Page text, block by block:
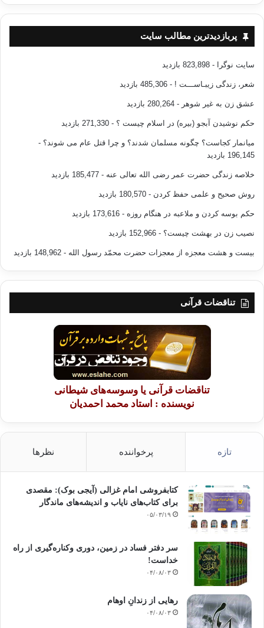
پربازدیدترین مطالب سایت
سایت نوگرا - 823,898 بازدید
شعر، زندگی زیبـاســـت ! - 485,306 بازدید
عشق زن به غیر شوهر - 280,264 بازدید
حکم نوشیدن آبجو (بیره) در اسلام چیست ؟ - 271,330 بازدید
میانمار کجاست؟ چگونه مسلمان شدند؟ و چرا قتل عام می شوند؟ -
196,145 بازدید
خلاصه زندگی حضرت عمر رضی الله تعالی عنه - 185,477 بازدید
روش صحیح و علمی حفظ کردن - 180,570 بازدید
حکم بوسه کردن و ملاعبه در هنگام روزه - 173,616 بازدید
نصیب زن در بهشت چیست؟ - 152,966 بازدید
بیست و هشت معجزه از معجزات حضرت محمّد رسول الله - 148,962 بازدید
تناقضات قرآنی
تناقضات قرآنی یا وسوسه‌های شیطانی
نویسنده : استاد محمد احمدیان
تازه پرخواننده نظرها
کتابفروشی امام غزالی (آیجی بوک): مقصدی
برای کتاب‌های نایاب و اندیشه‌های ماندگار
۰۵/۰۳/۱۹
سر دفتر فساد در زمین‌، دوری وکناره‌گیری از راه
خداست‌!
۰۴/۰۸/۰۳
رهایی از زندانِ اوهام
۰۴/۰۸/۰۳